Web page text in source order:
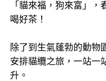
「貓來福，狗來富」，
喝好茶！
除了到生氣蓬勃的動物
安排貓纜之旅，一站一
升。